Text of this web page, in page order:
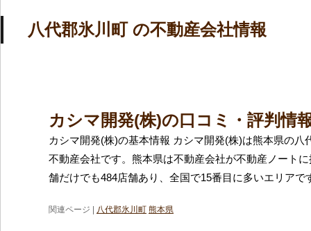
八代郡氷川町 の不動産会社情報
カシマ開発(株)の口コミ・評判情
カシマ開発(株)の基本情報 カシマ開発(株)は熊本県の八
不動産会社です。熊本県は不動産会社が不動産ノート
舗だけでも484店舗あり、全国で15番目に多いエリアで
関連ページ | 八代郡氷川町 熊本県